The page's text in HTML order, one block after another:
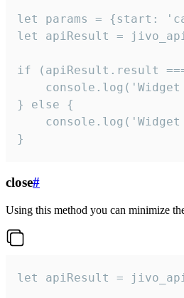
let params = {start:
let apiResult =
if (apiResult.result
} else {
}
close#
Using this method you can minimize
let apiResult =